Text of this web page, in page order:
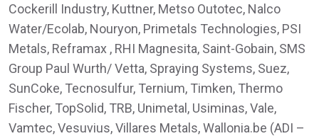
Cockerill Industry, Kuttner, Metso Outotec, Nalco
Water/Ecolab, Nouryon, Primetals Technologies, PSI
Metals, Reframax , RHI Magnesita, Saint-Gobain, SMS
Group Paul Wurth/ Vetta, Spraying Systems, Suez,
SunCoke, Tecnosulfur, Ternium, Timken, Thermo
Fischer, TopSolid, TRB, Unimetal, Usiminas, Vale,
Vamtec, Vesuvius, Villares Metals, Wallonia.be (ADI –